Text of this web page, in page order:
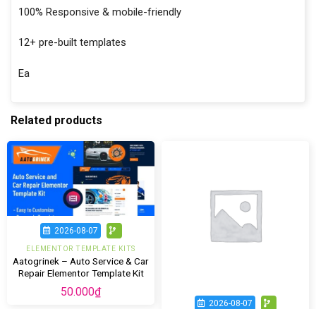
100% Responsive & mobile-friendly
12+ pre-built templates
Ea
Related products
2026-08-07
ELEMENTOR TEMPLATE KITS
Aatogrinek – Auto Service & Car
Repair Elementor Template Kit
50.000₫
2026-08-07